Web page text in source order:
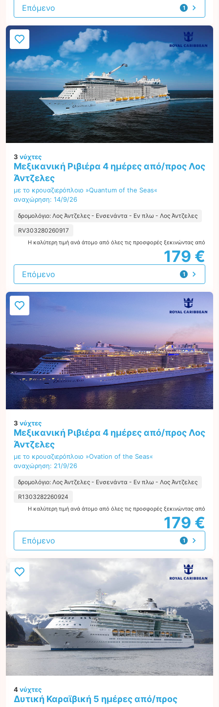
1
προσφορά
Επόμενο
3 νύχτες
Μεξικανική Ριβιέρα 4 ημέρες από/προς Λος
Άντζελες
με το κρουαζιερόπλοιο »Quantum of the Seas«
αναχώρηση: 14/9/26
δρομολόγιο: Λος Άντζελες - Ενσενάντα - Εν πλω - Λος Άντζελες
RV303280260917
Η καλύτερη τιμή ανά άτομο από όλες τις προσφορές ξεκινώντας από
179 €
1
προσφορά
Επόμενο
3 νύχτες
Μεξικανική Ριβιέρα 4 ημέρες από/προς Λος
Άντζελες
με το κρουαζιερόπλοιο »Ovation of the Seas«
αναχώρηση: 21/9/26
δρομολόγιο: Λος Άντζελες - Ενσενάντα - Εν πλω - Λος Άντζελες
R1303282260924
Η καλύτερη τιμή ανά άτομο από όλες τις προσφορές ξεκινώντας από
179 €
1
προσφορά
Επόμενο
4νύχτες
Δυτική Καραϊβική 5 ημέρες από/προς